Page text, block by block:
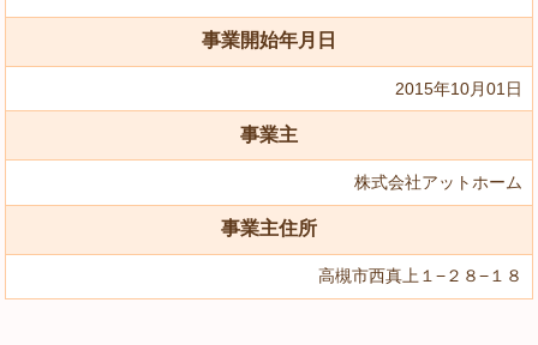
事業開始年月日
2015年10月01日
事業主
株式会社アットホーム
事業主住所
高槻市西真上１−２８−１８